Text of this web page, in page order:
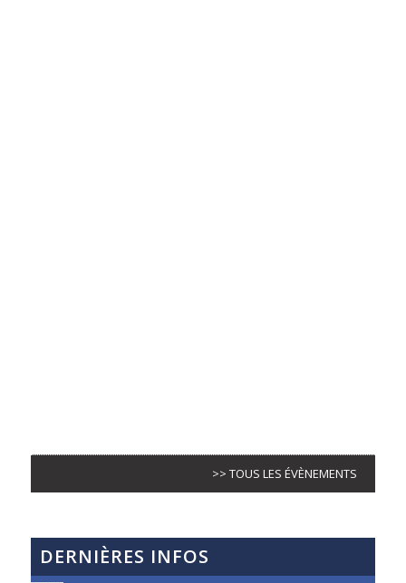
>> TOUS LES ÉVÈNEMENTS
DERNIÈRES INFOS